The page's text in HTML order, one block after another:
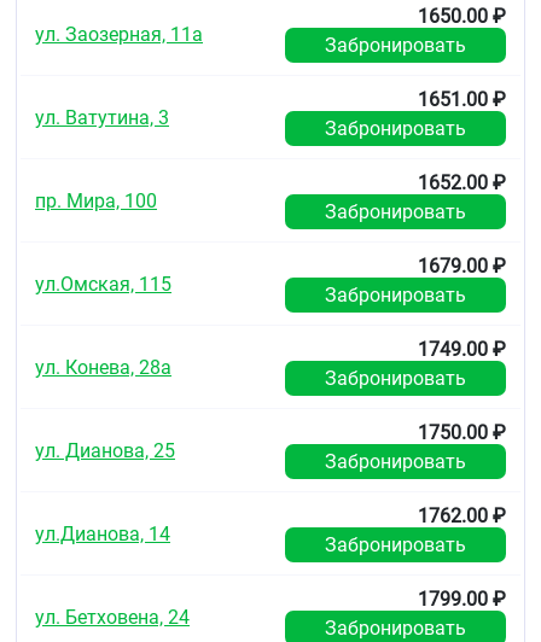
ул. Заозерная, 11а
1650.00 ₽
Забронировать
ул. Ватутина, 3
1651.00 ₽
Забронировать
пр. Мира, 100
1652.00 ₽
Забронировать
ул.Омская, 115
1679.00 ₽
Забронировать
ул. Конева, 28а
1749.00 ₽
Забронировать
ул. Дианова, 25
1750.00 ₽
Забронировать
ул.Дианова, 14
1762.00 ₽
Забронировать
ул. Бетховена, 24
1799.00 ₽
Забронировать